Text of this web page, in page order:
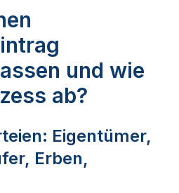
und wie
ab?
Eigentümer,
Erben,